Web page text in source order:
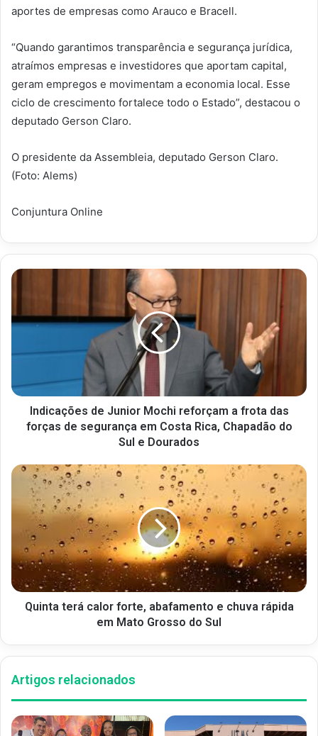
aportes de empresas como Arauco e Bracell.
“Quando garantimos transparência e segurança jurídica,
atraímos empresas e investidores que aportam capital,
geram empregos e movimentam a economia local. Esse
ciclo de crescimento fortalece todo o Estado”, destacou o
deputado Gerson Claro.
O presidente da Assembleia, deputado Gerson Claro.
(Foto: Alems)
Conjuntura Online
Indicações de Junior Mochi reforçam a frota das
forças de segurança em Costa Rica, Chapadão do
Sul e Dourados
Quinta terá calor forte, abafamento e chuva rápida
em Mato Grosso do Sul
Artigos relacionados